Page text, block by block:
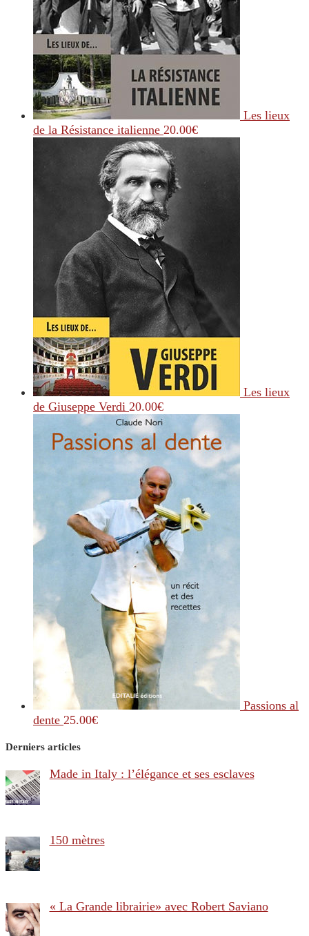
Les lieux
de la Résistance italienne 20.00€
Les lieux
de Giuseppe Verdi 20.00€
Passions al
dente 25.00€
Derniers articles
Made in Italy : l’élégance et ses esclaves
150 mètres
« La Grande librairie» avec Robert Saviano